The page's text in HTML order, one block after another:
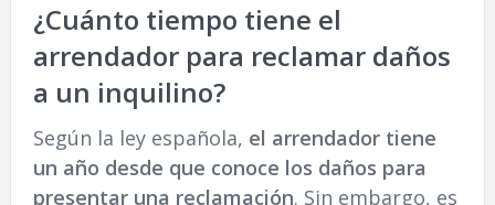
¿Cuánto tiempo tiene el
arrendador para reclamar daños
a un inquilino?
Según la ley española, el arrendador tiene
un año desde que conoce los daños para
presentar una reclamación. Sin embargo, es